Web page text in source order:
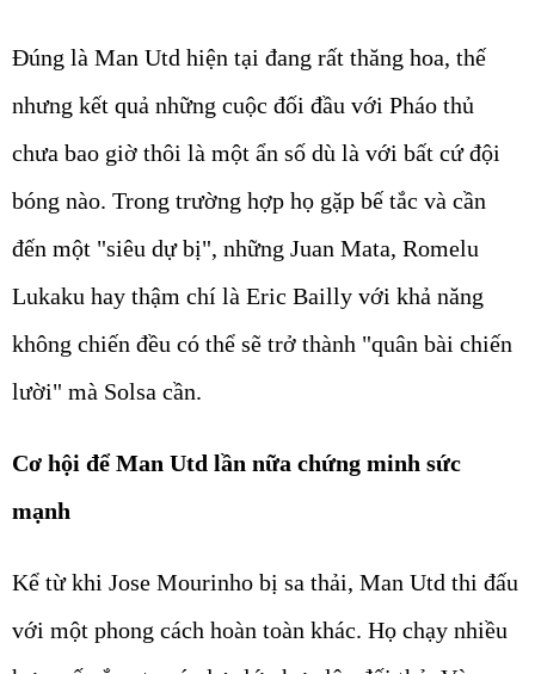
Đúng là Man Utd hiện tại đang rất thăng hoa, thế
nhưng kết quả những cuộc đối đầu với Pháo thủ
chưa bao giờ thôi là một ẩn số dù là với bất cứ đội
bóng nào. Trong trường hợp họ gặp bế tắc và cần
đến một "siêu dự bị", những Juan Mata, Romelu
Lukaku hay thậm chí là Eric Bailly với khả năng
không chiến đều có thể sẽ trở thành "quân bài chiến
lười" mà Solsa cần.
Cơ hội để Man Utd lần nữa chứng minh sức
mạnh
Kể từ khi Jose Mourinho bị sa thải, Man Utd thi đấu
với một phong cách hoàn toàn khác. Họ chạy nhiều